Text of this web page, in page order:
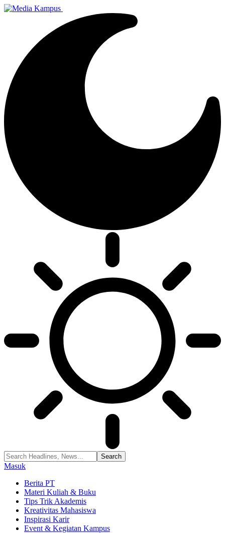
Masuk
Berita PT
Materi Kuliah & Buku
Tips Trik Akademis
Kreativitas Mahasiswa
Inspirasi Karir
Event & Kegiatan Kampus